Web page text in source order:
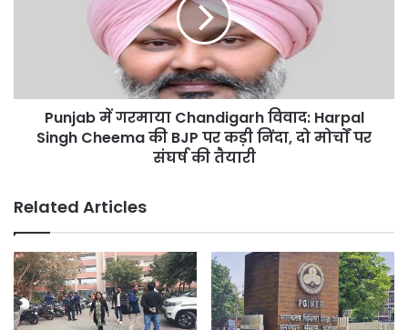
की
मोर्चों
पर
संघर्ष
की
तैयारी
Punjab में गरमाया Chandigarh विवाद: Harpal
Singh Cheema की BJP पर कड़ी निंदा, दो मोर्चों पर
संघर्ष की तैयारी
Related Articles